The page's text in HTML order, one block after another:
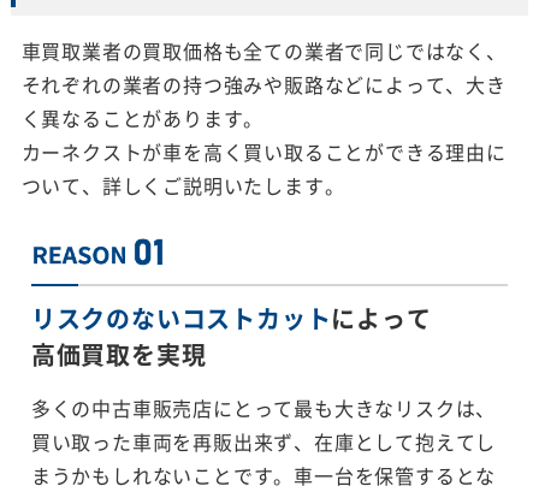
車買取業者の買取価格も全ての業者で同じではなく、
それぞれの業者の持つ強みや販路などによって、大き
く異なることがあります。
カーネクストが車を高く買い取ることができる理由に
ついて、詳しくご説明いたします。
リスクのないコストカットによって
高価買取を実現
多くの中古車販売店にとって最も大きなリスクは、
買い取った車両を再販出来ず、在庫として抱えてし
まうかもしれないことです。車一台を保管するとな